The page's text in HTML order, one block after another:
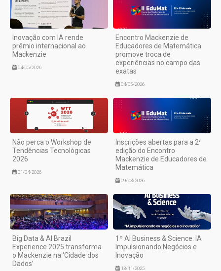
Inovação com IA rende
prêmio internacional ao
Mackenzie
04/05/2026
Encontro Mackenzie de
Educadores de Matemática
promove troca de
experiências no campo das
exatas
04/05/2026
Não perca o Workshop de
Tendências Tecnológicas
2026
01/04/2026
Inscrições abertas para a 2ª
edição do Encontro
Mackenzie de Educadores de
Matemática
09/03/2026
Big Data & AI Brazil
Experience 2025 transforma
o Mackenzie na ‘Cidade dos
Dados’
1º AI Business & Science: IA
Impulsionando Negócios e
Inovação
13/11/2025